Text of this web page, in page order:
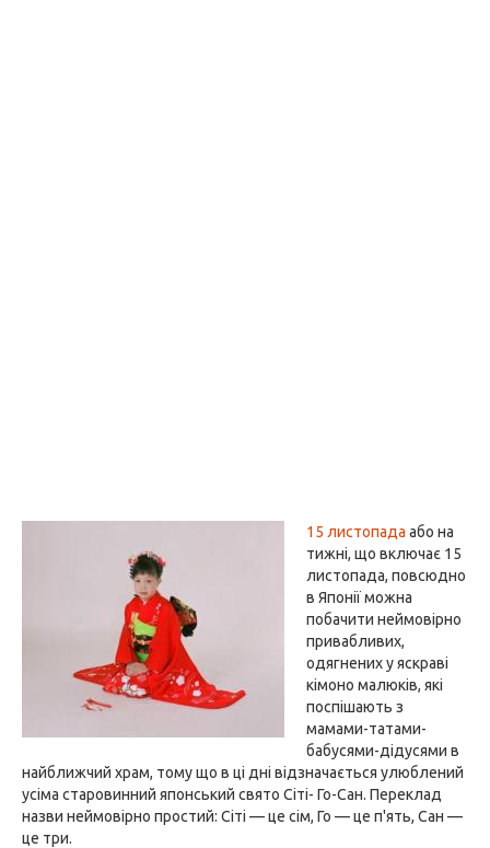
15 листопада або на
тижні, що включає 15
листопада, повсюдно
в Японії можна
побачити неймовірно
привабливих,
одягнених у яскраві
кімоно малюків, які
поспішають з
мамами-татами-
бабусями-дідусями в
найближчий храм, тому що в ці дні відзначається улюблений
усіма старовинний японський свято Сіті- Го-Сан. Переклад
назви неймовірно простий: Сіті — це сім, Го — це п'ять, Сан —
це три.